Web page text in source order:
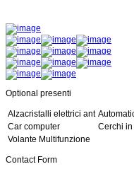
Optional presenti
Alzacristalli elettrici ant
Car computer
Cerchi
Volante Multifunzione
Contact Form